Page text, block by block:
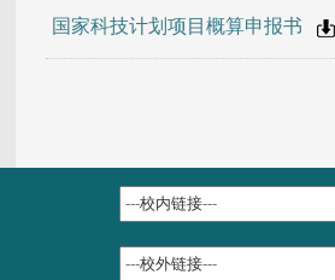
国家科技计划项目概算申报书